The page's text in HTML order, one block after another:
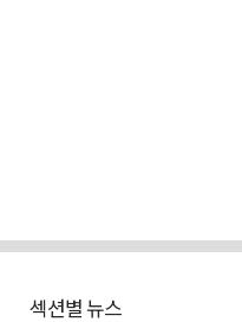
섹션별 뉴스